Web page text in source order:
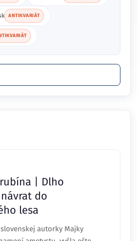
ANTIKVARIÁT
| Dlho
do
lesa
autorky Majky